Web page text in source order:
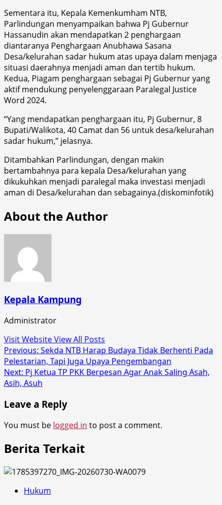
Sementara itu, Kepala Kemenkumham NTB,
Parlindungan menyampaikan bahwa Pj Gubernur
Hassanudin akan mendapatkan 2 penghargaan
diantaranya Penghargaan Anubhawa Sasana
Desa/kelurahan sadar hukum atas upaya dalam menjaga
situasi daerahnya menjadi aman dan tertib hukum.
Kedua, Piagam penghargaan sebagai Pj Gubernur yang
aktif mendukung penyelenggaraan Paralegal Justice
Word 2024.
“Yang mendapatkan penghargaan itu, Pj Gubernur, 8
Bupati/Walikota, 40 Camat dan 56 untuk desa/kelurahan
sadar hukum,” jelasnya.
Ditambahkan Parlindungan, dengan makin
bertambahnya para kepala Desa/kelurahan yang
dikukuhkan menjadi paralegal maka investasi menjadi
aman di Desa/kelurahan dan sebagainya.(diskominfotik)
About the Author
Kepala Kampung
Administrator
Visit WebsiteView All Posts
Post
navigation
Previous: Sekda NTB Harap Budaya Tidak Berhenti Pada
Pelestarian, Tapi Juga Upaya Pengembangan
Next: Pj Ketua TP PKK Berpesan Agar Anak Saling Asah,
Asih, Asuh
Leave a Reply
You must be logged in to post a comment.
Berita Terkait
Hukum